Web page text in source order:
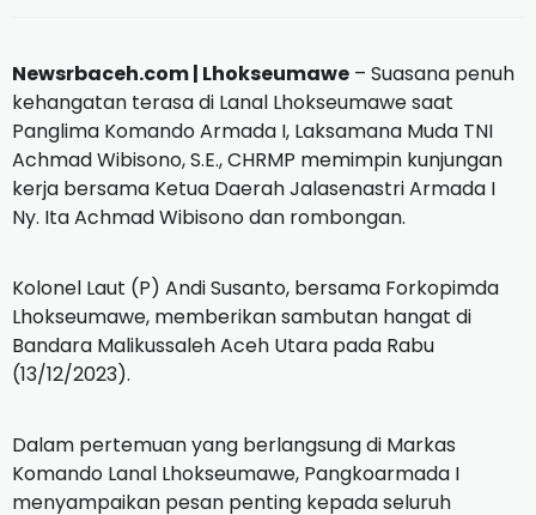
Newsrbaceh.com | Lhokseumawe – Suasana penuh
kehangatan terasa di Lanal Lhokseumawe saat
Panglima Komando Armada I, Laksamana Muda TNI
Achmad Wibisono, S.E., CHRMP memimpin kunjungan
kerja bersama Ketua Daerah Jalasenastri Armada I
Ny. Ita Achmad Wibisono dan rombongan.
Kolonel Laut (P) Andi Susanto, bersama Forkopimda
Lhokseumawe, memberikan sambutan hangat di
Bandara Malikussaleh Aceh Utara pada Rabu
(13/12/2023).
Dalam pertemuan yang berlangsung di Markas
Komando Lanal Lhokseumawe, Pangkoarmada I
menyampaikan pesan penting kepada seluruh